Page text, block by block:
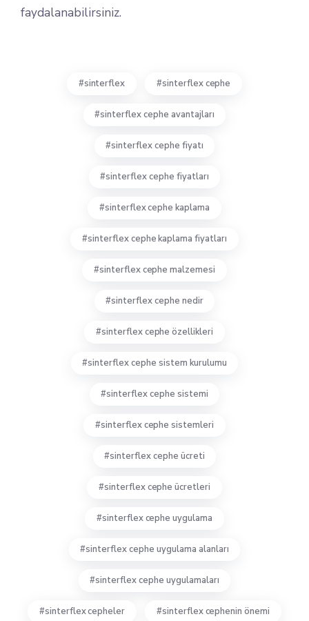
faydalanabilirsiniz.
sinterflex sinterflex cephe
sinterflex cephe avantajları
sinterflex cephe fiyatı
sinterflex cephe fiyatları
sinterflex cephe kaplama
sinterflex cephe kaplama fiyatları
sinterflex cephe malzemesi
sinterflex cephe nedir
sinterflex cephe özellikleri
sinterflex cephe sistem kurulumu
sinterflex cephe sistemi
sinterflex cephe sistemleri
sinterflex cephe ücreti
sinterflex cephe ücretleri
sinterflex cephe uygulama
sinterflex cephe uygulama alanları
sinterflex cephe uygulamaları
sinterflex cepheler sinterflex cephenin önemi